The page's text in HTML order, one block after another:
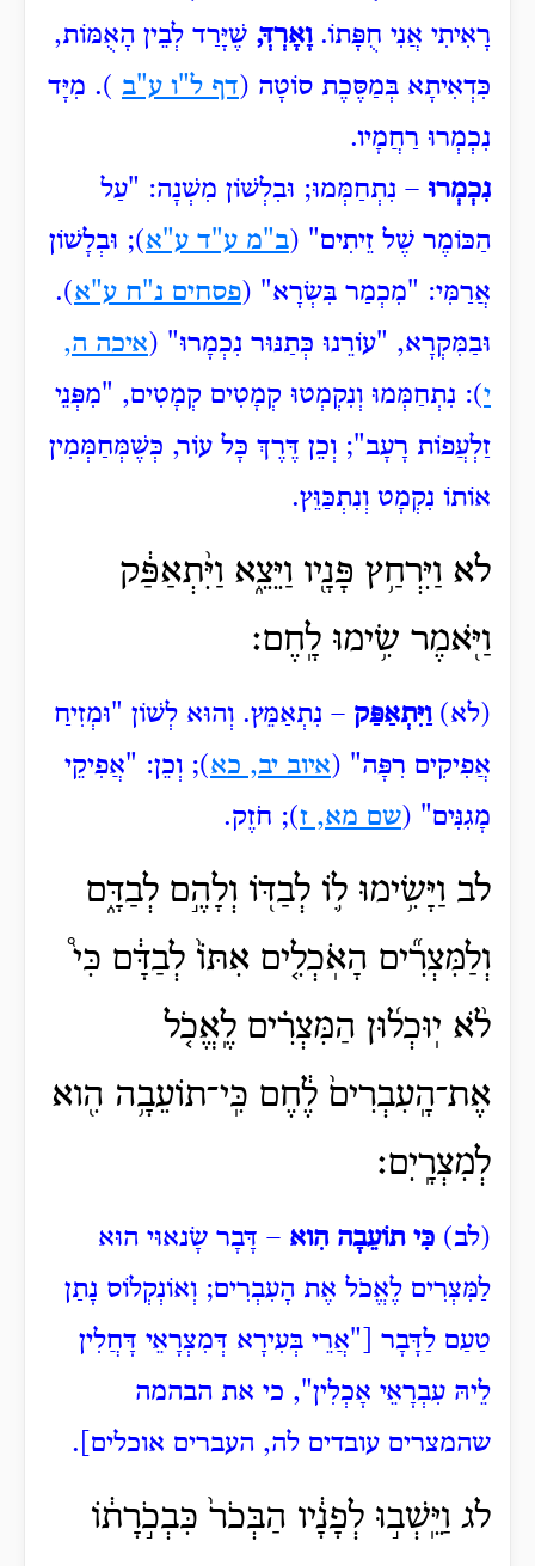
רָאִיתִי אֲנִי חֻפָּתוֹ.וָאָרְדְּ, שֶׁיָּרַד לְבֵין הָאֻמּוֹת,
כִּדְאִיתָא בְּמַסֶּכֶת סוֹטָה (דף ל"ו ע"ב ). מִיָּד
נִכְמְרוּ רַחֲמָיו.
נִכְמְרוּ – נִתְחַמְּמוּ; וּבִלְשׁוֹן מִשְׁנָה: "עַל
הַכּוֹמֶר שֶׁל זֵיתִים" (ב"מ ע"ד ע"א); וּבְלָשׁוֹן
אֲרַמִּי: "מִכְמַר בִּשְׂרָא" (פסחים נ"ח ע"א).
וּבַמִּקְרָא, "עוֹרֵנוּ כְּתַנּוּר נִכְמָרוּ" (איכה ה,
י): נִתְחַמְּמוּ וְנִקְמְטוּ קְמָטִים קְמָטִים, "מִפְּנֵי
זַלְעֲפוֹת רָעָב"; וְכֵן דֶּרֶךְ כָּל עוֹר, כְּשֶׁמְּחַמְּמִין
אוֹתוֹ נִקְמָט וְנִתְכַּוֵּץ.
לא וַיִּרְחַ֥ץ פָּנָ֖יו וַיֵּצֵ֑א וַיִּ֨תְאַפַּ֔ק
וַיֹּ֖אמֶר שִׂ֥ימוּ לָֽחֶם׃
(לא)וַיִּתְאַפַּק – נִתְאַמֵּץ. וְהוּא לְשׁוֹן "וּמְזִיחַ
אֲפִיקִים רִפָּה" (איוב יב, כא); וְכֵן: "אֲפִיקֵי
מָגִנִּים" (שם מא, ז); חֹזֶק.
לב וַיָּשִׂ֥ימוּ ל֛וֹ לְבַדּ֖וֹ וְלָהֶ֣ם לְבַדָּ֑ם
וְלַמִּצְרִ֞ים הָאֹֽכְלִ֤ים אִתּוֹ֙ לְבַדָּ֔ם כִּי֩
לֹ֨א יֽוּכְל֜וּן הַמִּצְרִ֗ים לֶֽאֱכֹ֤ל
אֶת־הָֽעִבְרִים֙ לֶ֔חֶם כִּֽי־תוֹעֵבָ֥ה הִ֖וא
לְמִצְרָֽיִם׃
(לב) כִּי תוֹעֵבָה הִוא – דָּבָר שָׂנאוּי הוּא
לַמִּצְרִים לֶאֱכֹל אֶת הָעִבְרִים; וְאוֹנְקְלוֹס נָתַן
טַעַם לַדָּבָר ["אֲרֵי בְּעִירָא דְּמִצְרָאֵי דָּחֲלִין
לֵיהּ עִבְרָאֵי אָכְלִין", כי את הבהמה
שהמצרים עובדים לה, העברים אוכלים].
לג וַיֵּֽשְׁב֣וּ לְפָנָ֔יו הַבְּכֹר֙ כִּבְכֹ֣רָת֔וֹ